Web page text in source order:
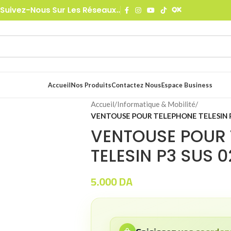
Suivez-Nous Sur Les Réseaux..
AccueilNos ProduitsContactez NousEspace Business
Accueil/Informatique & Mobilité/
VENTOUSE POUR TELEPHONE TELESIN
VENTOUSE POUR
TELESIN P3 SUS
5.000DA